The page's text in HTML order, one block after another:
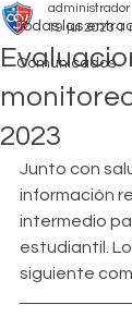
Todas las
Comunicados
2023
administrador
19 jul 2023 1
Junto con
información
intermedio
estudiantil.
siguiente